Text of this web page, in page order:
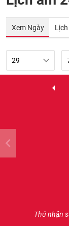
Xem Ngày
Thú nhận